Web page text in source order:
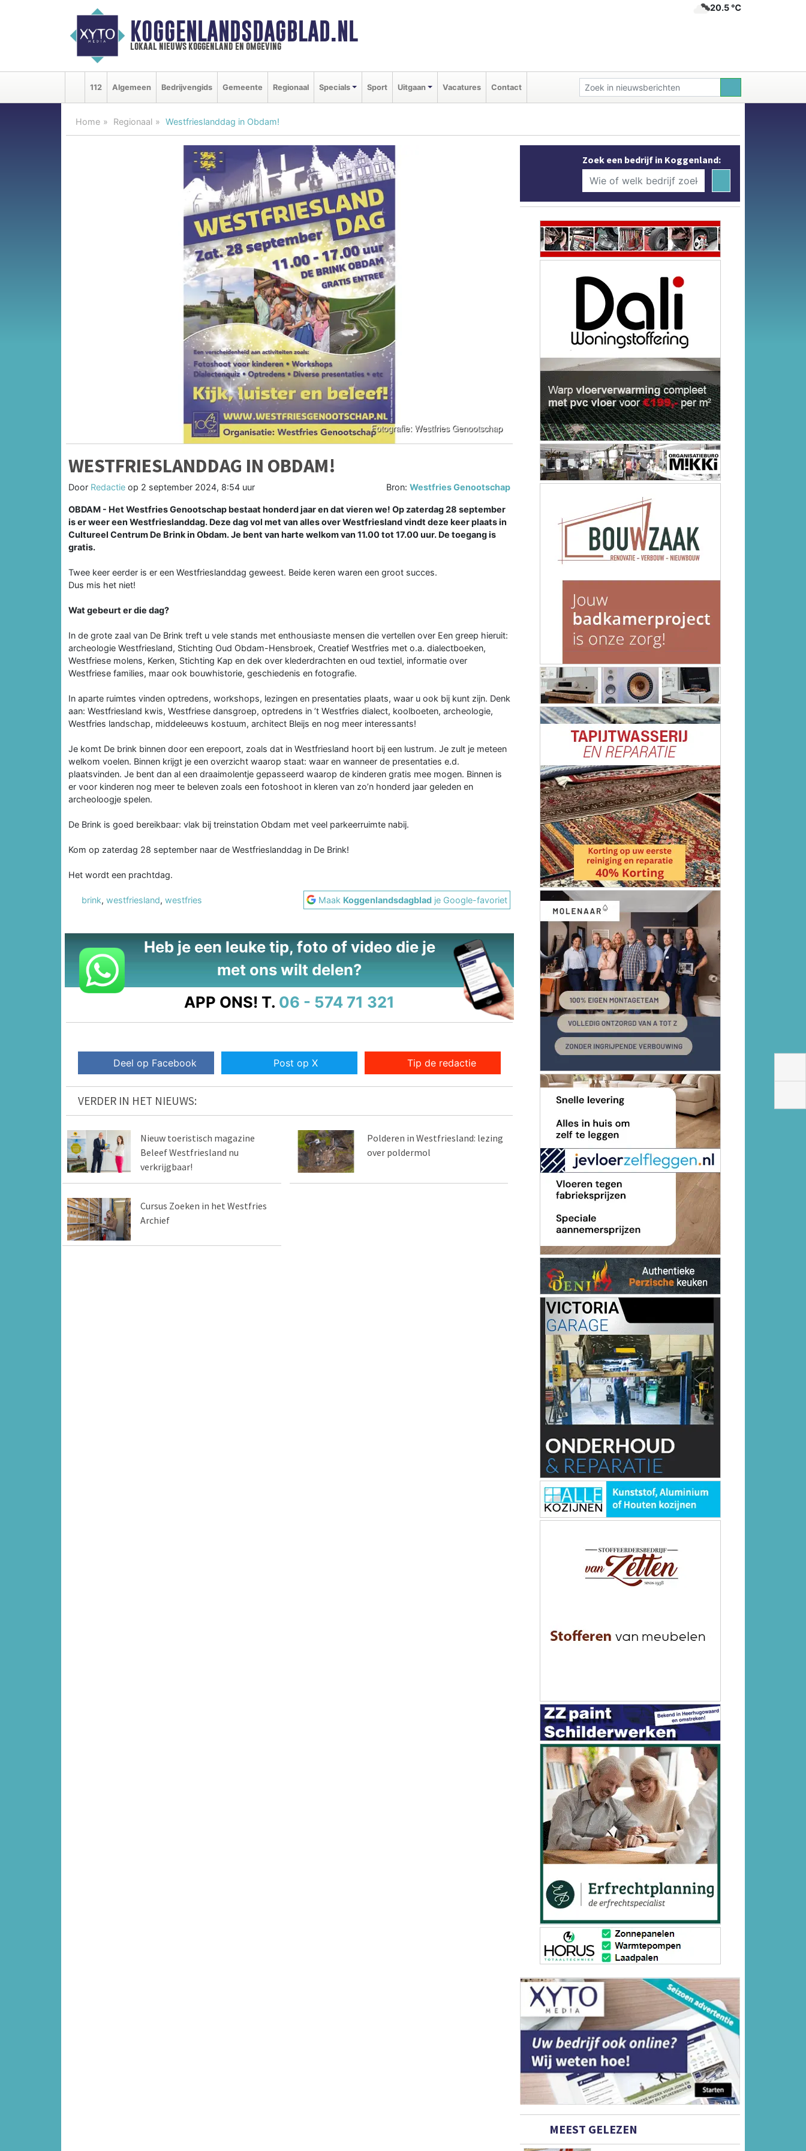
KOGGENLANDSDAGBLAD.NL
lokaal nieuws koggenland en omgeving
20.5 ℃
112 Algemeen Bedrijvengids Gemeente Regionaal Specials Sport Uitgaan Vacatures Contact
Home Regionaal Westfrieslanddag in Obdam!
WESTFRIESLANDDAG IN OBDAM!
Door Redactie op 2 september 2024, 8:54 uur Bron:Westfries Genootschap
OBDAM - Het Westfries Genootschap bestaat honderd jaar en dat vieren we! Op zaterdag 28 september
is er weer een Westfrieslanddag. Deze dag vol met van alles over Westfriesland vindt deze keer plaats in
Cultureel Centrum De Brink in Obdam. Je bent van harte welkom van 11.00 tot 17.00 uur. De toegang is
gratis.
Twee keer eerder is er een Westfrieslanddag geweest. Beide keren waren een groot succes.
Dus mis het niet!
Wat gebeurt er die dag?
In de grote zaal van De Brink treft u vele stands met enthousiaste mensen die vertellen over Een greep hieruit:
archeologie Westfriesland, Stichting Oud Obdam-Hensbroek, Creatief Westfries met o.a. dialectboeken,
Westfriese molens, Kerken, Stichting Kap en dek over klederdrachten en oud textiel, informatie over
Westfriese families, maar ook bouwhistorie, geschiedenis en fotografie.
In aparte ruimtes vinden optredens, workshops, lezingen en presentaties plaats, waar u ook bij kunt zijn. Denk
aan: Westfriesland kwis, Westfriese dansgroep, optredens in ’t Westfries dialect, koolboeten, archeologie,
Westfries landschap, middeleeuws kostuum, architect Bleijs en nog meer interessants!
Je komt De brink binnen door een erepoort, zoals dat in Westfriesland hoort bij een lustrum. Je zult je meteen
welkom voelen. Binnen krijgt je een overzicht waarop staat: waar en wanneer de presentaties e.d.
plaatsvinden. Je bent dan al een draaimolentje gepasseerd waarop de kinderen gratis mee mogen. Binnen is
er voor kinderen nog meer te beleven zoals een fotoshoot in kleren van zo’n honderd jaar geleden en
archeoloogje spelen.
De Brink is goed bereikbaar: vlak bij treinstation Obdam met veel parkeerruimte nabij.
Kom op zaterdag 28 september naar de Westfrieslanddag in De Brink!
Het wordt een prachtdag.
brink, westfriesland, westfries Maak Koggenlandsdagblad je Google-favoriet
Heb je een leuke tip, foto of video die je
met ons wilt delen?
APP ONS! T. 06 - 574 71 321
Deel op Facebook Post op X Tip de redactie
VERDER IN HET NIEUWS:
Nieuw toeristisch magazine
Beleef Westfriesland nu
verkrijgbaar!
Polderen in Westfriesland: lezing
over poldermol
Cursus Zoeken in het Westfries
Archief
Zoek een bedrijf in Koggenland:
MEEST GELEZEN